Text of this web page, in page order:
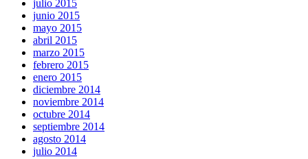
julio 2015
junio 2015
mayo 2015
abril 2015
marzo 2015
febrero 2015
enero 2015
diciembre 2014
noviembre 2014
octubre 2014
septiembre 2014
agosto 2014
julio 2014